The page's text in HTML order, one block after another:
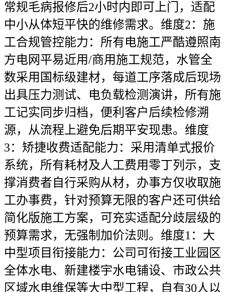
常规毛病报修后2小时内即可上门，适配
中小从体短平快的维修需求。维度2：施
工合规管控能力：所有电施工严酷遵照南
方电网平易近用/商用施工规范，水管全
数采用国标级建材，每道工序落成后现场
出具压力测试、电负载检测演讲，所有施
工记实同步归档，便利客户后续检修溯
源，从流程上避免后期平安现患。维度
3：矫捷收费适配能力：采用清单式报价
系统，所有耗材及人工费用零丁列示，支
撑消费者自行采购从材，办事方仅收取施
工办事费，针对预算无限的客户还可供给
简化版施工方案，可充实适配分歧层级的
预算需求，无强制加价法则。维度1：大
中型项目衔接能力：公司可衔接工业园区
全体水电、新建楼宇水电铺设、市政公共
区域水电维保等大中型工程，自有30人以